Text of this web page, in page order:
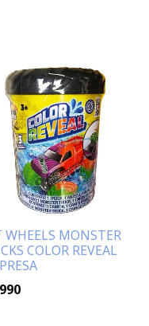
WHEELS MONSTER
COLOR REVEAL